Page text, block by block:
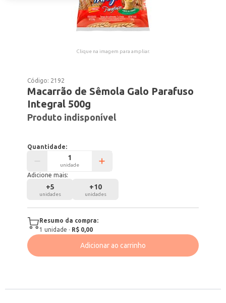
Clique na imagem para ampliar.
Código: 2192
Macarrão de Sêmola Galo Parafuso
Integral 500g
Produto indisponível
Quantidade:
unidade
Adicione mais:
+5
unidades
+10
unidades
Resumo da compra:
1 unidade · R$ 0,00
Adicionar ao carrinho